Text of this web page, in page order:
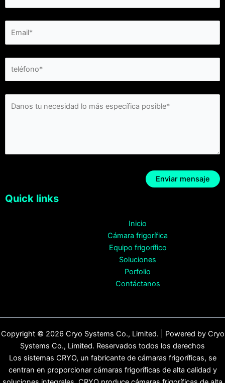
Quick links
Inicio
Cámara frigorífica
Equipo frigorífico
Soluciones
Porfolio
Contáctanos
Copyright © 2026 Cryo Systems Co., Limited. | Powered by Cryo
Systems Co., Limited. Reservados todos los derechos
Los sistemas CRYO, un fabricante de cámaras frigoríficas, se
centran en proporcionar cámaras frigoríficas de alta calidad y